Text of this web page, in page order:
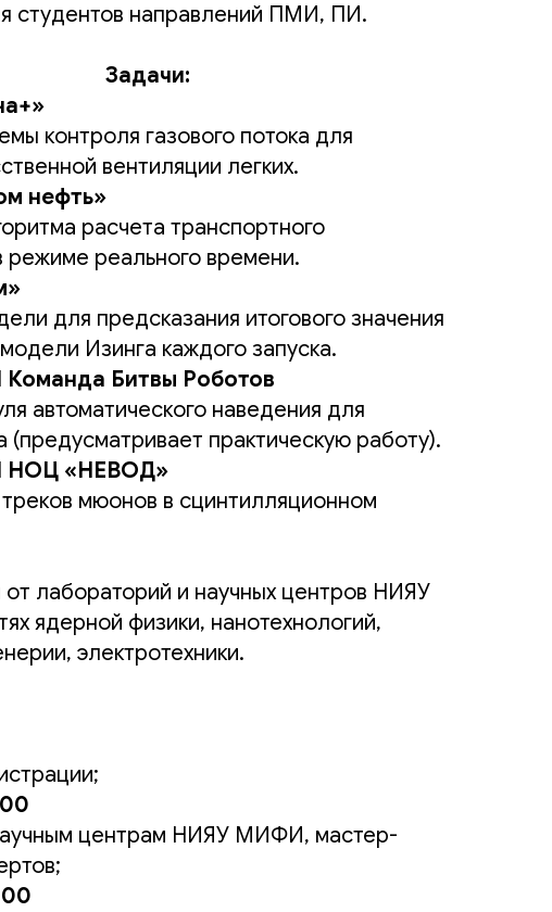
студентов направлений ПМИ, ПИ.
Задачи:
контроля газового потока для
вентиляции легких.
нефть»
расчета транспортного
режиме реального времени.
для предсказания итогового значения
Изинга каждого запуска.
Битвы Роботов
автоматического наведения для
(предусматривает практическую работу).
НОЦ «НЕВОД»
мюонов в сцинтилляционном
от лабораторий и научных центров НИЯУ
ядерной физики, нанотехнологий,
электротехники.
центрам НИЯУ МИФИ, мастер-